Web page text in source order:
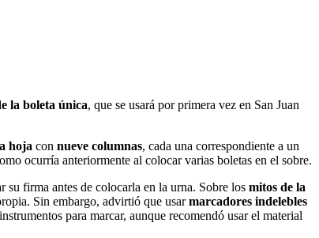
la boleta única, que se usará por primera vez en San Juan
hoja con nueve columnas, cada una correspondiente a un
ocurría anteriormente al colocar varias boletas en el sobre.
su firma antes de colocarla en la urna. Sobre los mitos de la
Sin embargo, advirtió que usarmarcadores indelebles
para marcar, aunque recomendó usar el material